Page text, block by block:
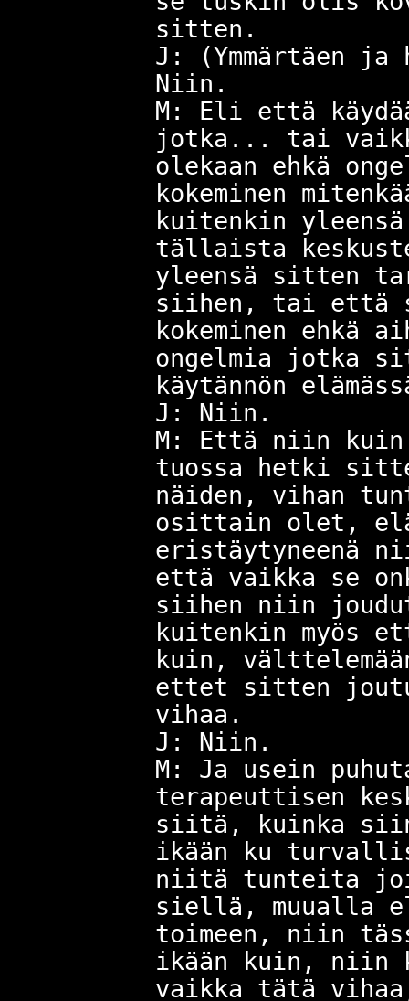
sitten.
J: (Ymmärtäen ja
Niin.
M: Eli että
jotka... tai
olekaan ehkä
kokeminen
kuitenkin
tällaista
yleensä sitten
siihen, tai että
kokeminen ehkä
ongelmia jotka
käytännön
J: Niin.
M: Että niin
tuossa hetki
näiden, vihan
osittain olet,
eristäytyneenä
että vaikka se
siihen niin
kuitenkin myös
kuin,
ettet sitten
vihaa.
J: Niin.
M: Ja usein
terapeuttisen
siitä, kuinka
ikään ku
niitä tunteita
siellä, muualla
toimeen, niin
ikään kuin, niin
vaikka tätä